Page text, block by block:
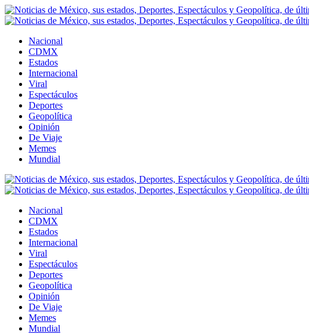
Nacional
CDMX
Estados
Internacional
Viral
Espectáculos
Deportes
Geopolítica
Opinión
De Viaje
Memes
Mundial
Nacional
CDMX
Estados
Internacional
Viral
Espectáculos
Deportes
Geopolítica
Opinión
De Viaje
Memes
Mundial